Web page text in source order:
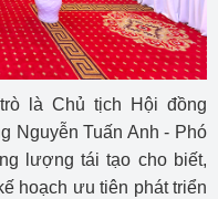
là Chủ tịch Hội đồng
Nguyễn Tuấn Anh - Phó
lượng tái tạo cho biết,
hoạch ưu tiên phát triển